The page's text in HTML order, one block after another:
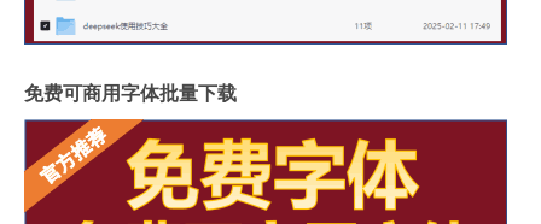
免费可商用字体批量下载